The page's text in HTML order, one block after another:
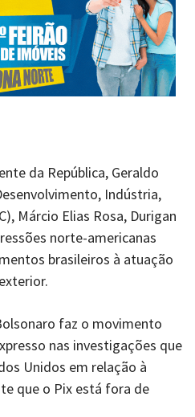
da República, Geraldo
Indústria,
Márcio Elias Rosa, Durigan
norte-americanas
brasileiros à atuação
faz o movimento
nas investigações que
Unidos em relação à
que o Pix está fora de